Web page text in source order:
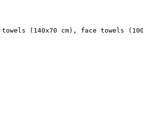
(140x70 cm), face towels